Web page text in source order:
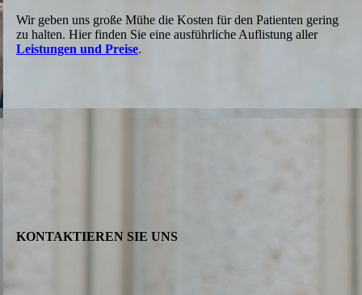
Wir geben uns große Mühe die Kosten für den Patienten gering
zu halten. Hier finden Sie eine ausführliche Auflistung aller
Leistungen und Preise.
KONTAK­TIE­REN SIE UNS